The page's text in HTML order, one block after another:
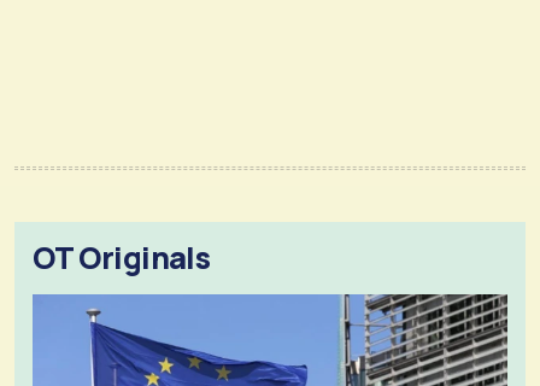
OT Originals